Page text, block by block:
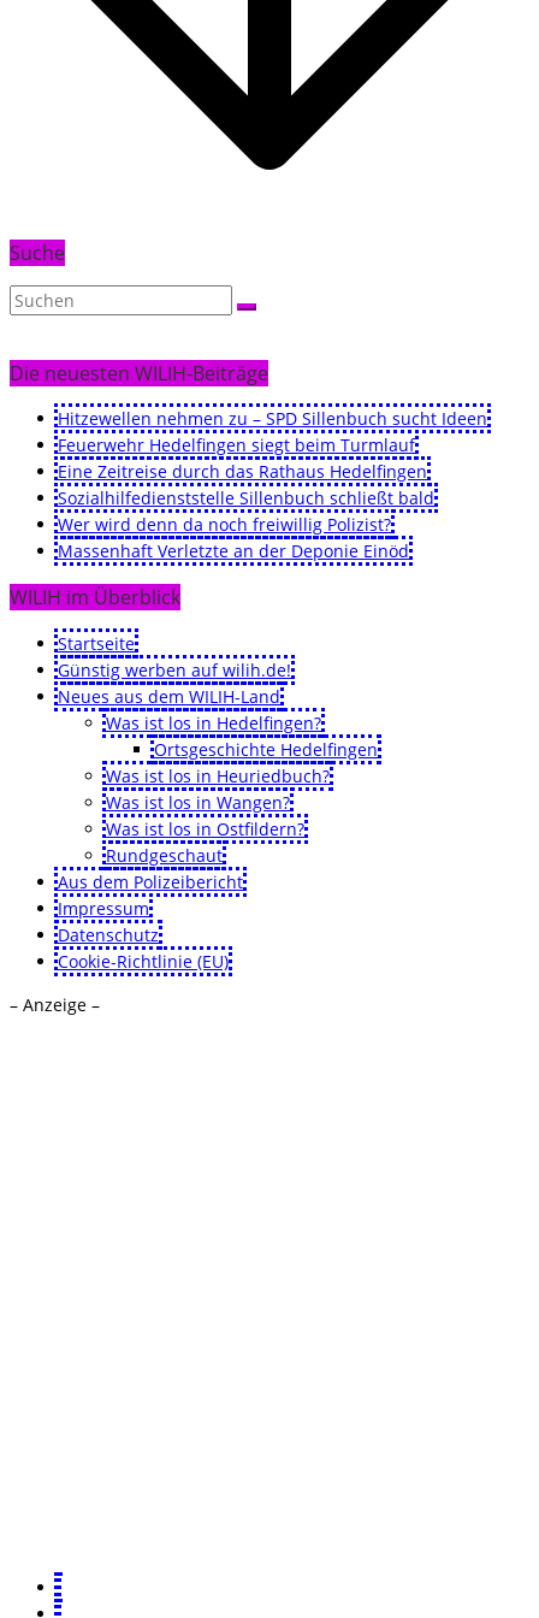
Suche
Die neuesten WILIH-Beiträge
Hitzewellen nehmen zu – SPD Sillenbuch sucht Ideen
Feuerwehr Hedelfingen siegt beim Turmlauf
Eine Zeitreise durch das Rathaus Hedelfingen
Sozialhilfedienststelle Sillenbuch schließt bald
Wer wird denn da noch freiwillig Polizist?
Massenhaft Verletzte an der Deponie Einöd
WILIH im Überblick
Startseite
Günstig werben auf wilih.de!
Neues aus dem WILIH-Land
Was ist los in Hedelfingen?
Ortsgeschichte Hedelfingen
Was ist los in Heuriedbuch?
Was ist los in Wangen?
Was ist los in Ostfildern?
Rundgeschaut
Aus dem Polizeibericht
Impressum
Datenschutz
Cookie-Richtlinie (EU)
– Anzeige –